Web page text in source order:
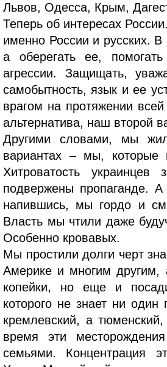
Львов, Одесса, Крым,
Теперь об интересах
именно России и русских. В
а оберегать ее,
агрессии. Защищать,
самобытность, язык и ее
врагом на протяжении
альтернатива, наш второй
Другими словами, мы
вариантах – мы, которые
Хитроватость
подвержены пропаганде.
напившись, мы гордо и
Власть мы чтили даже
Особенно кровавых.
Мы простили долги черт
Америке и многим другим,
копейки, но еще и
которого не знает ни
кремлевский, а
время эти
семьями. Концентрация